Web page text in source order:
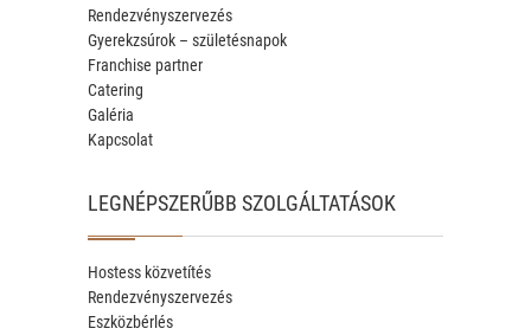
Rendezvényszervezés
Gyerekzsúrok – születésnapok
Franchise partner
Catering
Galéria
Kapcsolat
LEGNÉPSZERŰBB SZOLGÁLTATÁSOK
Hostess közvetítés
Rendezvényszervezés
Eszközbérlés